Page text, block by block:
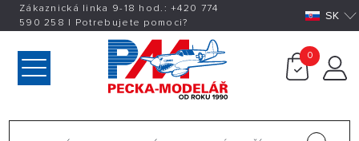
Zákaznická linka 9-18 hod.:+420 774
590 258 | Potrebujete pomoci? SK
0